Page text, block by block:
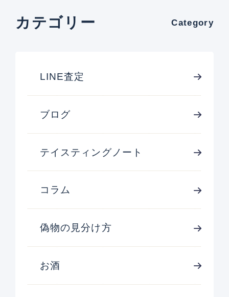
カテゴリー Category
LINE査定
ブログ
テイスティングノート
コラム
偽物の見分け方
お酒